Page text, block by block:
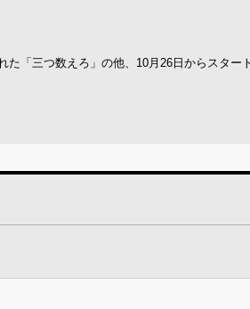
「三つ数えろ」の他、10月26日からスター